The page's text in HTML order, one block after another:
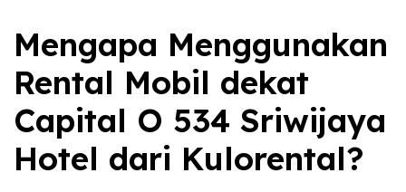
Mengapa Menggunakan
Rental Mobil dekat
Capital O 534 Sriwijaya
Hotel dari Kulorental?